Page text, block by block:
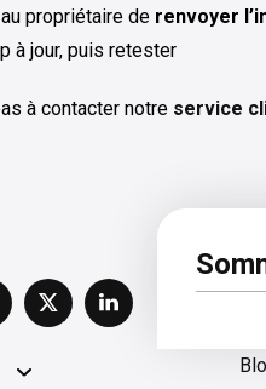
propriétaire de renvoyer
à jour, puis retester
à contacter notre service